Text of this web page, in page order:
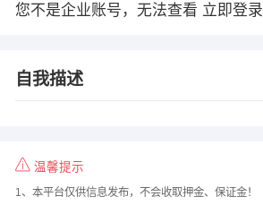
您不是企业账号，无法查看 立即登录
自我描述
温馨提示
1、本平台仅供信息发布，不会收取押金、保证金！